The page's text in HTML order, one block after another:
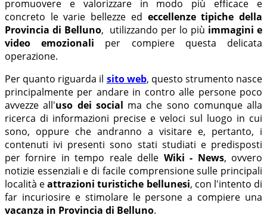
promuovere e valorizzare in modo più efficace e
concreto le varie bellezze ed eccellenze tipiche della
Provincia di Belluno, utilizzando per lo più immagini e
video emozionali per compiere questa delicata
operazione.
Per quanto riguarda il sito web, questo strumento nasce
principalmente per andare in contro alle persone poco
avvezze all'uso dei social ma che sono comunque alla
ricerca di informazioni precise e veloci sul luogo in cui
sono, oppure che andranno a visitare e, pertanto, i
contenuti ivi presenti sono stati studiati e predisposti
per fornire in tempo reale delle Wiki - News, ovvero
notizie essenziali e di facile comprensione sulle principali
località eattrazioni turistiche bellunesi, con l'intento di
far incuriosire e stimolare le persone a compiere una
vacanza in Provincia di Belluno.